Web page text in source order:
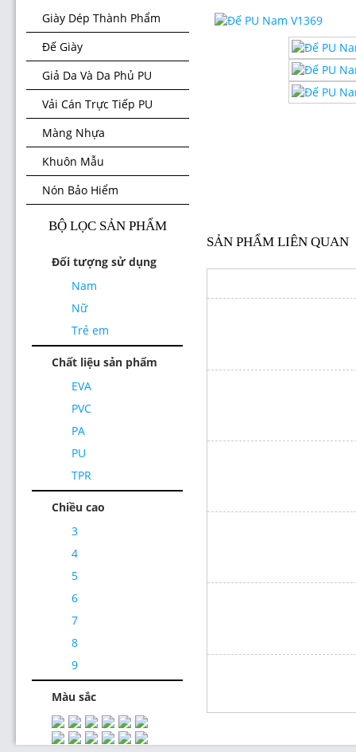
Giày Dép Thành Phẩm
Đế Giày
Giả Da Và Da Phủ PU
Vải Cán Trực Tiếp PU
Màng Nhựa
Khuôn Mẫu
Nón Bảo Hiểm
BỘ LỌC SẢN PHẨM
Đối tượng sử dụng
Nam
Nữ
Trẻ em
Chất liệu sản phẩm
EVA
PVC
PA
PU
TPR
Chiều cao
3
4
5
6
7
8
9
Màu sắc
SẢN PHẨM LIÊN QUAN
Thiết Kế Website